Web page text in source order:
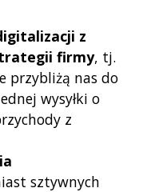
z
firmy, tj.
przybliżą nas do
wysyłki o
z
sztywnych